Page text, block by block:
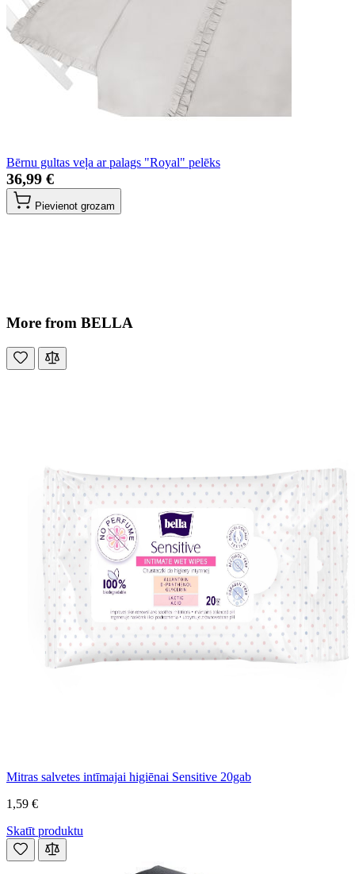
Bērnu gultas veļa ar palags "Royal" pelēks
36,99 €
Pievienot grozam
More from BELLA
Mitras salvetes intīmajai higiēnai Sensitive 20gab
1,59 €
Skatīt produktu